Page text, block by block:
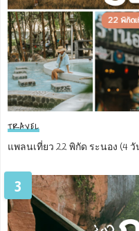
TRAVEL
แพลนเที่ยว 22 พิกัด ระนอง (4
3